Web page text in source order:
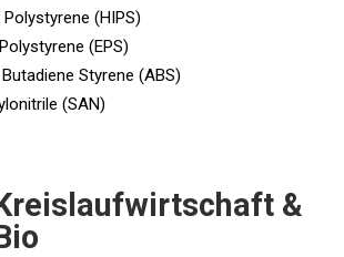
(HIPS)
(EPS)
Styrene (ABS)
(SAN)
&